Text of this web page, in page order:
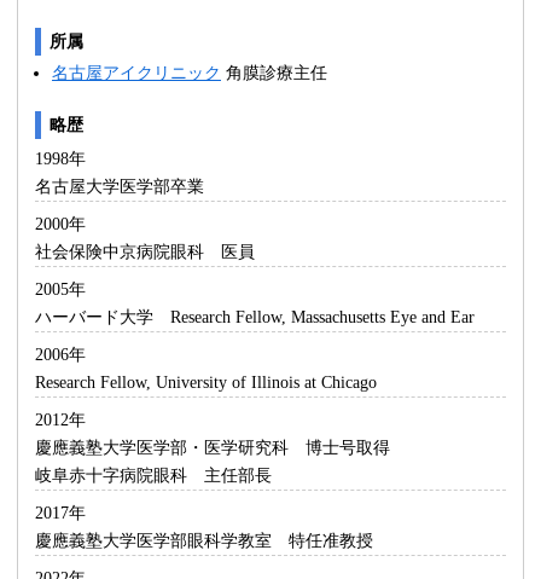
所属
名古屋アイクリニック 角膜診療主任
略歴
1998年
名古屋大学医学部卒業
2000年
社会保険中京病院眼科 医員
2005年
ハーバード大学 Research Fellow, Massachusetts Eye and Ear
2006年
Research Fellow, University of Illinois at Chicago
2012年
慶應義塾大学医学部・医学研究科 博士号取得
岐阜赤十字病院眼科 主任部長
2017年
慶應義塾大学医学部眼科学教室 特任准教授